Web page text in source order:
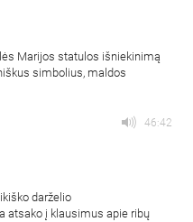
Marijos statulos išniekinimą
simbolius, maldos
46:42
darželio
atsako į klausimus apie ribų